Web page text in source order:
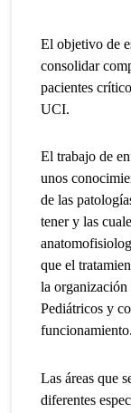
El objetivo de
consolidar
pacientes
UCI.
El trabajo de
unos
de las
tener y las
que el
la
Pediátricos y
funcionamiento.
Las áreas que
diferentes